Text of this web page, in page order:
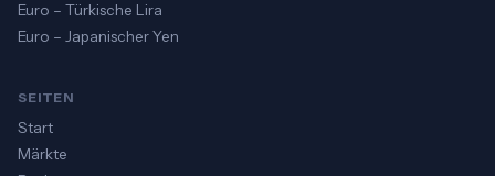
Euro – Türkische Lira
Euro – Japanischer Yen
SEITEN
Start
Märkte